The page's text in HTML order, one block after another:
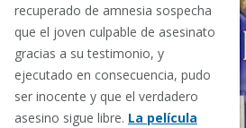
recuperado de amnesia sospecha
que el joven culpable de asesinato
gracias a su testimonio, y
ejecutado en consecuencia, pudo
ser inocente y que el verdadero
asesino sigue libre. La película